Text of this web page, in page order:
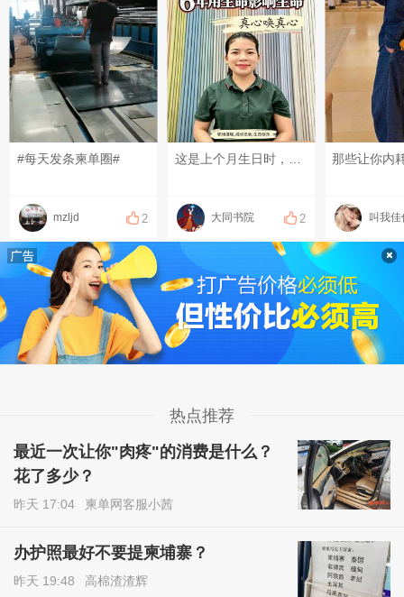
#每天发条柬单圈#
mzljd 2 大同书院 2 叫我佳
热点推荐
最近一次让你"肉疼"的消费是什么？
花了多少？
昨天 17:04 柬单网客服小茜
办护照最好不要提柬埔寨？
昨天 19:48 高棉渣渣辉